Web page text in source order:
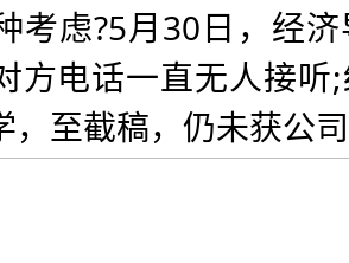
考虑?5月30日，经
方电话一直无人接听
，至截稿，仍未获公